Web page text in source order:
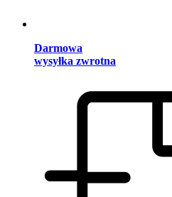
Darmowa
wysyłka zwrotna